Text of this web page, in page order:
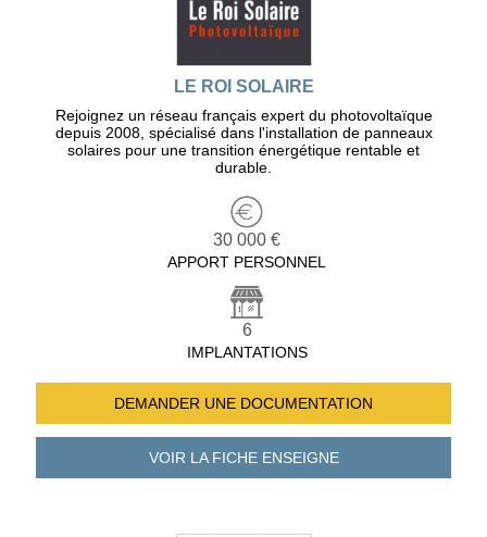
LE ROI SOLAIRE
Rejoignez un réseau français expert du photovoltaïque
depuis 2008, spécialisé dans l'installation de panneaux
solaires pour une transition énergétique rentable et
durable.
30 000 €
APPORT PERSONNEL
6
IMPLANTATIONS
DEMANDER UNE DOCUMENTATION
VOIR LA FICHEENSEIGNE